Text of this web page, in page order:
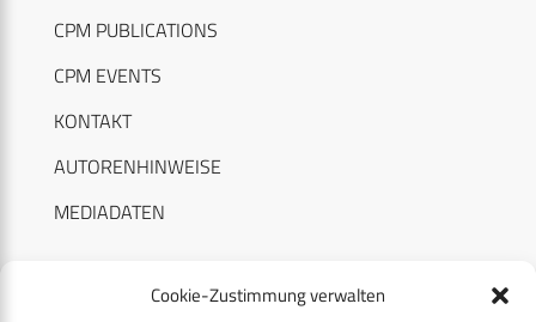
Cookie-Zustimmung verwalten
CPM PUBLICATIONS
CPM EVENTS
KONTAKT
AUTORENHINWEISE
MEDIADATEN